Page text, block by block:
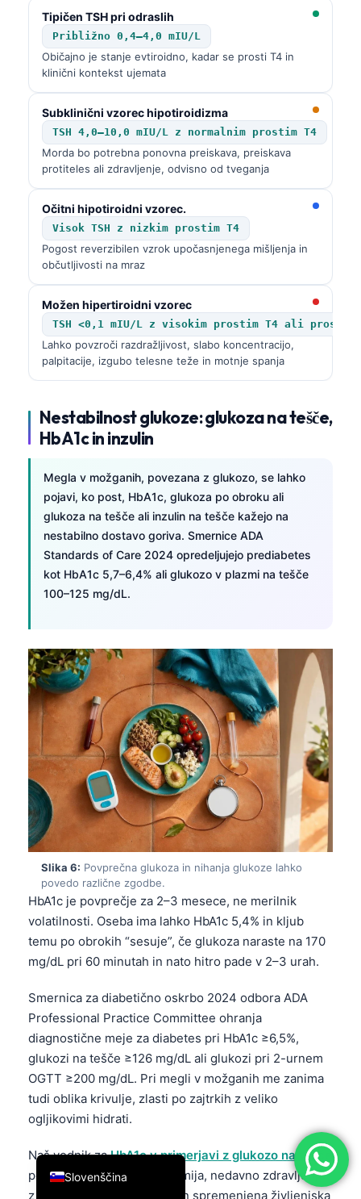
Tipičen TSH pri odraslih
Približno 0,4–4,0 mIU/L
Običajno je stanje evtiroidno, kadar se prosti T4 in
klinični kontekst ujemata
Subklinični vzorec hipotiroidizma
TSH 4,0–10,0 mIU/L z normalnim prostim T4
Morda bo potrebna ponovna preiskava, preiskava
protiteles ali zdravljenje, odvisno od tveganja
Očitni hipotiroidni vzorec.
Visok TSH z nizkim prostim T4
Pogost reverzibilen vzrok upočasnjenega mišljenja in
občutljivosti na mraz
Možen hipertiroidni vzorec
TSH <0,1 mIU/L z visokim prostim T4 ali prostim
Lahko povzroči razdražljivost, slabo koncentracijo,
palpitacije, izgubo telesne teže in motnje spanja
Nestabilnost glukoze: glukoza na tešče,
HbA1c in inzulin
Megla v možganih, povezana z glukozo, se lahko
pojavi, ko post, HbA1c, glukoza po obroku ali
glukoza na tešče ali inzulin na tešče kažejo na
nestabilno dostavo goriva. Smernice ADA
Standards of Care 2024 opredeljujejo prediabetes
kot HbA1c 5,7–6,4% ali glukozo v plazmi na tešče
100–125 mg/dL.
Slika 6: Povprečna glukoza in nihanja glukoze lahko
povedo različne zgodbe.
HbA1c je povprečje za 2–3 mesece, ne merilnik
volatilnosti. Oseba ima lahko HbA1c 5,4% in kljub
temu po obrokih “sesuje”, če glukoza naraste na 170
mg/dL pri 60 minutah in nato hitro pade v 2–3 urah.
Smernica za diabetično oskrbo 2024 odbora ADA
Professional Practice Committee ohranja
diagnostične meje za diabetes pri HbA1c ≥6,5%,
glukozi na tešče ≥126 mg/dL ali glukozi pri 2-urnem
OGTT ≥200 mg/dL. Pri megli v možganih me zanima
tudi oblika krivulje, zlasti po zajtrkih z veliko
ogljikovimi hidrati.
Naš vodnik zaHbA1c v primerjavi z glukozo na tešče
pojasnjuje, zakaj lahko anemija, nedavno zdravljenje
z železom, bolezen ledvic in spremenjena življenjska
Slovenščina
English
Deutsch
العربية
עִבְרִית
Italiano
Español
Português
Ελληνικά
Türkçe
Română
فارسی
Български
Dansk
Nederlands
हिन्दी
Bahasa Indonesia
Հայերեն
Svenska
Bosanski
Azərbaycan dili
Eesti
日本語
ქართული
Lietuvių kalba
Polski
한국어
Magyar
Shqip
বাংলা
اردو
मराठी
తెలుగు
தமிழ்
ગુજરાતી
മലയാളം
Bahasa Melayu